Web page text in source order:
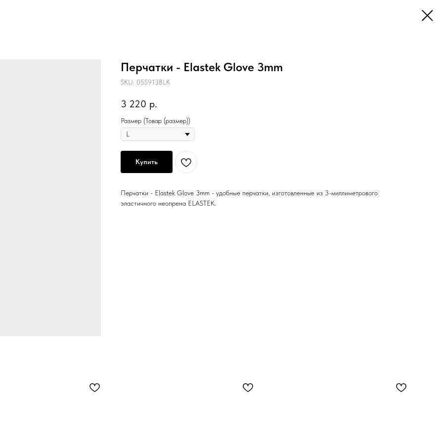
Перчатки - Elastek Glove 3mm
SKU: 055913BLK
3 220 р.
Размер (Товар (размер))
Купить
Перчатки - Elastek Glove 3mm - удобные перчатки, изготовленные из 3-миллиметрового
эластичного неопрена ELASTEK.